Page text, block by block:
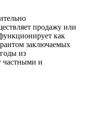
продажу или
как
заключаемых
из
частными и